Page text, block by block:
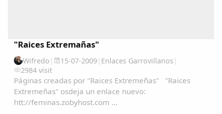
"Raices Extremañas"
Wifredo | 15-07-2009| Enlaces Garrovillanos |
2984 visit
Páginas creadas por "Raices Extremeñas" "Raices
Extremeñas" osdeja un enlace nuevo:
htt://feminas.zobyhost.com ...